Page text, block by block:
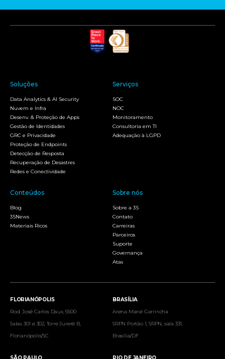
Soluções
Data Analytics & AI Security
Nuvem e Infra
Desenv. & Proteção de Apps
Gestão de Identidades
GRC e Privacidade
Proteção de Endpoints
Detecção de Resposta
Recuperação de Desastres
Redes e Conectividade
Serviços
SOC
NOC
Monitoramento
Consultoria em TI
Adequação à LGPD
Conteúdos
Blog
3SNews
Materiais Ricos
Sobre nós
Sobre a 3S
Contato
Carreiras
Parceiros
Suporte
Governança
Atas
FLORIANÓPOLIS
Rod. José Carlos Daux, 5500
Salas 301 e 302, Torre Jurerê B,
Florianópolis/SC
BRASÍLIA
Arena Mané Garrincha
SRPN Portão 1, SRPN, sala 331,
Brasília/DF